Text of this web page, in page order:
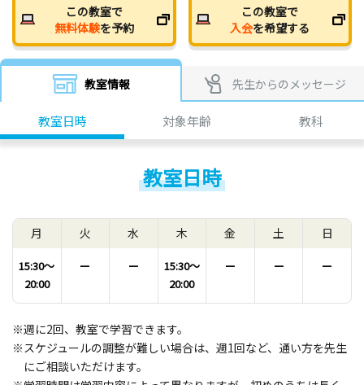
この教室で
無料体験を予約
この教室で
入会を希望する
教室情報 先生からのメッセージ
教室日時 対象年齢 教科
教室日時
月
15:30〜
20:00
火
ー
水
ー
木
15:30〜
20:00
金
ー
土
ー
日
ー
※週に2回、教室で学習できます。
※スケジュールの調整が難しい場合は、週1回など、通い方を先生
にご相談いただけます。